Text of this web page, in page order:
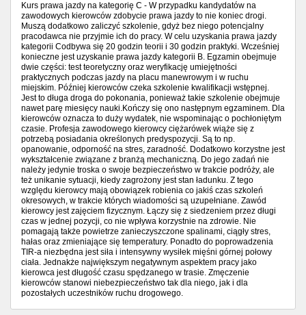
Kurs prawa jazdy na kategorię C - W przypadku kandydatów na
zawodowych kierowców zdobycie prawa jazdy to nie koniec drogi.
Muszą dodatkowo zaliczyć szkolenie, gdyż bez niego potencjalny
pracodawca nie przyjmie ich do pracy. W celu uzyskania prawa jazdy
kategorii Codbywa się 20 godzin teorii i 30 godzin praktyki. Wcześniej
konieczne jest uzyskanie prawa jazdy kategorii B. Egzamin obejmuje
dwie części: test teoretyczny oraz weryfikację umiejętności
praktycznych podczas jazdy na placu manewrowym i w ruchu
miejskim. Później kierowców czeka szkolenie kwalifikacji wstępnej.
Jest to długa droga do pokonania, ponieważ takie szkolenie obejmuje
nawet parę miesięcy nauki.Kończy się ono następnym egzaminem. Dla
kierowców oznacza to duży wydatek, nie wspominając o pochłoniętym
czasie. Profesja zawodowego kierowcy ciężarówek wiąże się z
potrzebą posiadania określonych predyspozycji. Są to np.
opanowanie, odporność na stres, zaradność. Dodatkowo korzystne jest
wykształcenie związane z branżą mechaniczną. Do jego zadań nie
należy jedynie troska o swoje bezpieczeństwo w trakcie podróży, ale
też unikanie sytuacji, kiedy zagrożony jest stan ładunku. Z tego
względu kierowcy mają obowiązek robienia co jakiś czas szkoleń
okresowych, w trakcie których wiadomości są uzupełniane. Zawód
kierowcy jest zajęciem fizycznym. Łączy się z siedzeniem przez długi
czas w jednej pozycji, co nie wpływa korzystnie na zdrowie. Nie
pomagają także powietrze zanieczyszczone spalinami, ciągły stres,
hałas oraz zmieniające się temperatury. Ponadto do poprowadzenia
TIR-a niezbędna jest siła i intensywny wysiłek mięśni górnej połowy
ciała. Jednakże największym negatywnym aspektem pracy jako
kierowca jest długość czasu spędzanego w trasie. Zmęczenie
kierowców stanowi niebezpieczeństwo tak dla niego, jak i dla
pozostałych uczestników ruchu drogowego.